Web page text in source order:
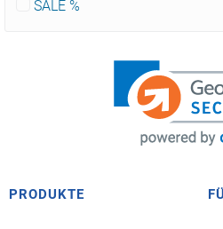
SALE %
PRODUKTE